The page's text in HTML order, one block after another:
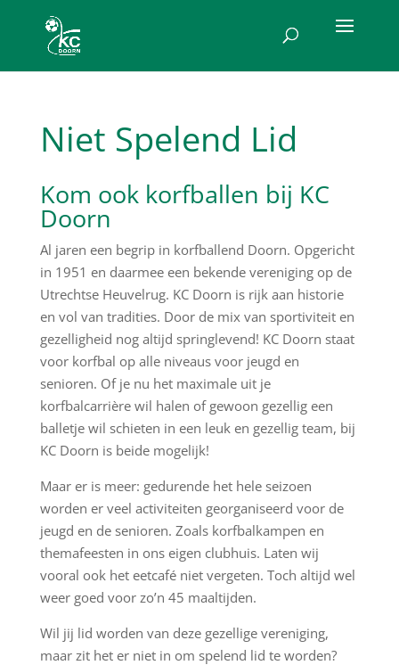
Niet Spelend Lid
Kom ook korfballen bij KC
Doorn
Al jaren een begrip in korfballend Doorn. Opgericht
in 1951 en daarmee een bekende vereniging op de
Utrechtse Heuvelrug. KC Doorn is rijk aan historie
en vol van tradities. Door de mix van sportiviteit en
gezelligheid nog altijd springlevend! KC Doorn staat
voor korfbal op alle niveaus voor jeugd en
senioren. Of je nu het maximale uit je
korfbalcarrière wil halen of gewoon gezellig een
balletje wil schieten in een leuk en gezellig team, bij
KC Doorn is beide mogelijk!
Maar er is meer: gedurende het hele seizoen
worden er veel activiteiten georganiseerd voor de
jeugd en de senioren. Zoals korfbalkampen en
themafeesten in ons eigen clubhuis. Laten wij
vooral ook het eetcafé niet vergeten. Toch altijd wel
weer goed voor zo’n 45 maaltijden.
Wil jij lid worden van deze gezellige vereniging,
maar zit het er niet in om spelend lid te worden?